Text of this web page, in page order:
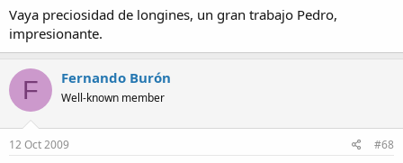
Vaya preciosidad de longines, un gran trabajo Pedro,
impresionante.
F Fernando Burón
Well-known member
12 Oct 2009 #68